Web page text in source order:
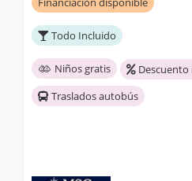
Todo Incluido
Niños gratis
Descuento
Traslados autobús